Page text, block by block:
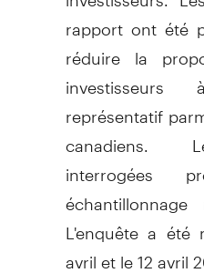
rapport ont été
réduire la
représentatif
canadiens.
interrogées
L'enquête a
avril et le 12 avril